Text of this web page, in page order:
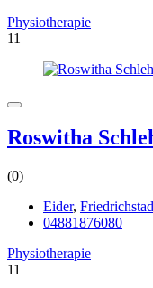
Physiotherapie
11
Roswitha
(0)
Eider,
04881876080
Physiotherapie
11